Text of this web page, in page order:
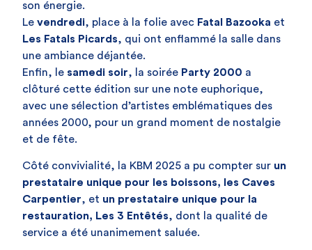
son énergie.
Le vendredi, place à la folie avec Fatal Bazooka et
Les Fatals Picards, qui ont enflammé la salle dans
une ambiance déjantée.
Enfin, le samedi soir, la soirée Party 2000 a
clôturé cette édition sur une note euphorique,
avec une sélection d’artistes emblématiques des
années 2000, pour un grand moment de nostalgie
et de fête.
Côté convivialité, la KBM 2025 a pu compter sur un
prestataire unique pour les boissons, les Caves
Carpentier, et un prestataire unique pour la
restauration, Les 3 Entêtés, dont la qualité de
service a été unanimement saluée.